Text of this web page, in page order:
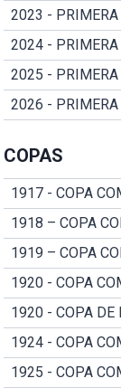
2023 -
2024 -
2025 -
2026 -
COPAS
1917 - COPA
1918 – COPA
1919 – COPA
1920 - COPA
1920 - COPA DE
1924 - COPA
1925 - COPA